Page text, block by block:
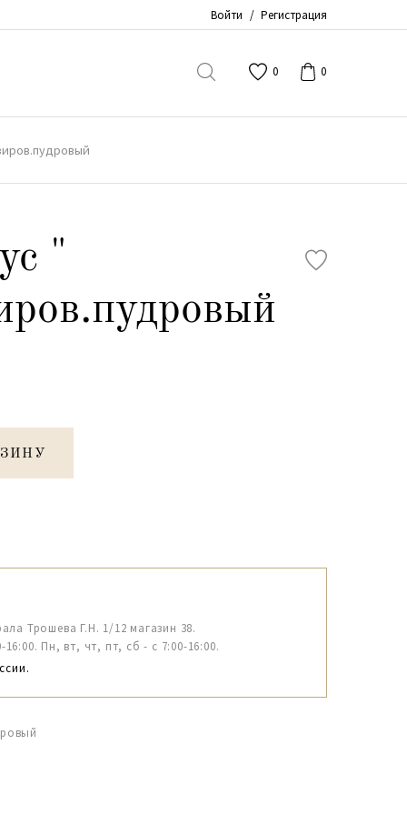
Войти / Регистрация
0 0
"
Трошева Г.Н. 1/12 магазин 38.
16:00. Пн, вт, чт, пт, сб - с 7:00-16:00.